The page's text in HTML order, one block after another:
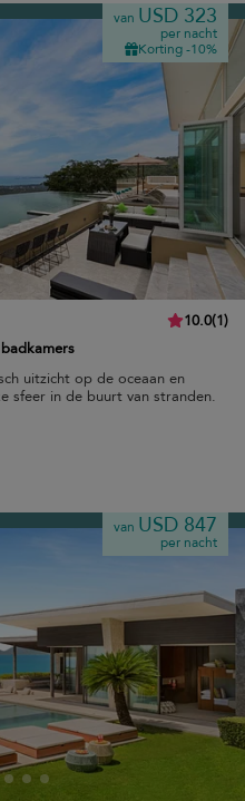
van USD 323
per nacht
Korting -10%
10.0(1)
uitzicht op de oceaan en
sfeer in de buurt van stranden.
van USD 847
per nacht